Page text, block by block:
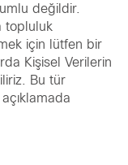
değildir.
topluluk
için lütfen bir
Kişisel Verilerin
Bu tür